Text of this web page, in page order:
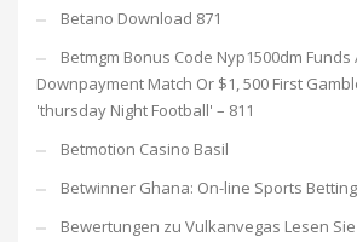
Betano Download 871
Betmgm Bonus Code Nyp1500dm Funds
Downpayment Match Or $1, 500 First
'thursday Night Football' – 811
Betmotion Casino Basil
Betwinner Ghana: On-line Sports
Bewertungen zu Vulkanvegas Lesen Sie